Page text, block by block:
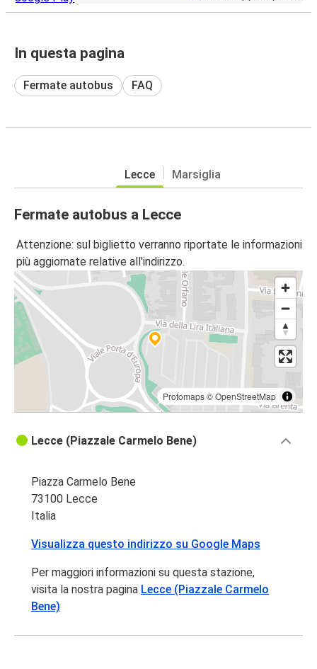
In questa pagina
Fermate autobus FAQ
Lecce Marsiglia
Fermate autobus a Lecce
Attenzione: sul biglietto verranno riportate le informazioni
più aggiornate relative all'indirizzo.
Protomaps©OpenStreetMap
Lecce (Piazzale Carmelo Bene)
Piazza Carmelo Bene
73100 Lecce
Italia
Visualizza questo indirizzo su Google Maps
Per maggiori informazioni su questa stazione,
visita la nostra pagina Lecce (Piazzale Carmelo
Bene)